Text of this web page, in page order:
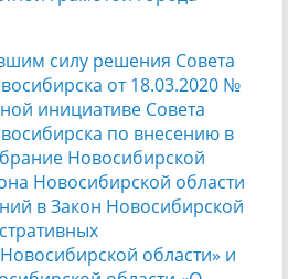
силу решения Совета
от 18.03.2020 №
инициативе Совета
по внесению в
Новосибирской
Новосибирской области
в Закон Новосибирской
области» и